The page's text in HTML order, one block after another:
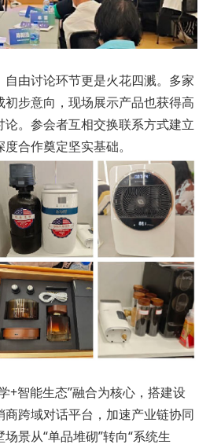
由讨论环节更是火花四溅。多家
步意向，现场展示产品也获得高
论。参会者互相交换联系方式建立
合作奠定坚实基础。
+智能生态”融合为核心，搭建设
跨域对话平台，加速产业链协同
景从“单品堆砌”转向“系统生